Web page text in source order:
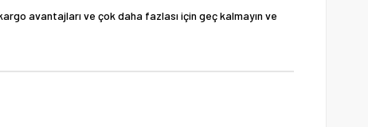
avantajları ve çok daha fazlası için geç kalmayın ve